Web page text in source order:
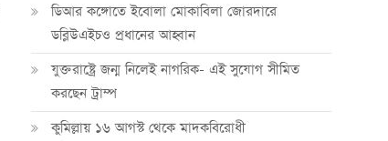
ডিআর কঙ্গোতে ইবোলা মোকাবিলা জোরদারে
ডব্লিউএইচও প্রধানের আহ্বান
যুক্তরাষ্ট্রে জন্ম নিলেই নাগরিক- এই সুযোগ সীমিত
করছেন ট্রাম্প
কুমিল্লায় ১৬ আগস্ট থেকে মাদকবিরোধী